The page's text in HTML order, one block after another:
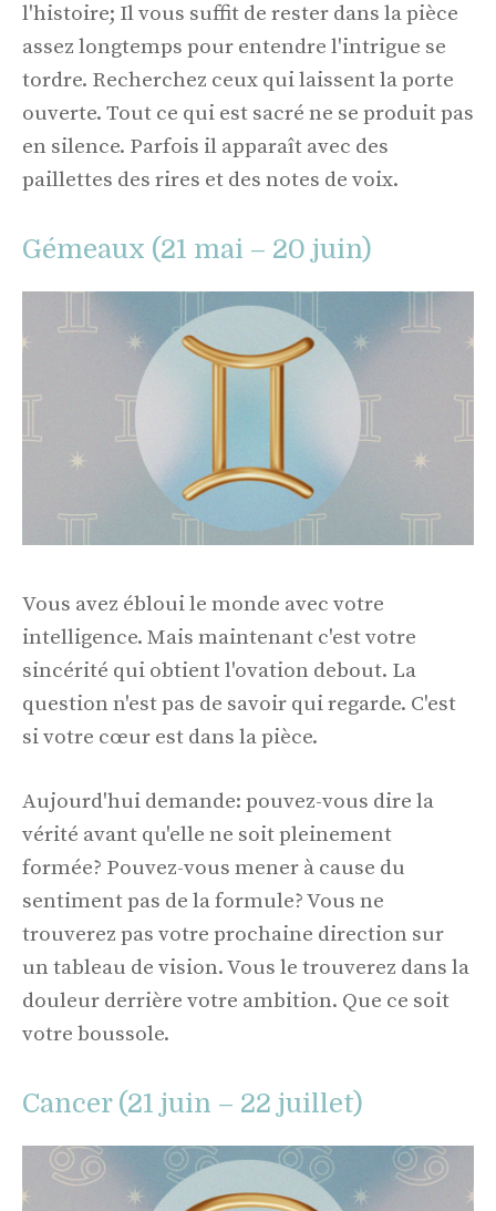
l'histoire; Il vous suffit de rester dans la pièce
assez longtemps pour entendre l'intrigue se
tordre. Recherchez ceux qui laissent la porte
ouverte. Tout ce qui est sacré ne se produit pas
en silence. Parfois il apparaît avec des
paillettes des rires et des notes de voix.
Gémeaux (21 mai – 20 juin)
Vous avez ébloui le monde avec votre
intelligence. Mais maintenant c'est votre
sincérité qui obtient l'ovation debout. La
question n'est pas de savoir qui regarde. C'est
si votre cœur est dans la pièce.
Aujourd'hui demande: pouvez-vous dire la
vérité avant qu'elle ne soit pleinement
formée? Pouvez-vous mener à cause du
sentiment pas de la formule? Vous ne
trouverez pas votre prochaine direction sur
un tableau de vision. Vous le trouverez dans la
douleur derrière votre ambition. Que ce soit
votre boussole.
Cancer (21 juin – 22 juillet)